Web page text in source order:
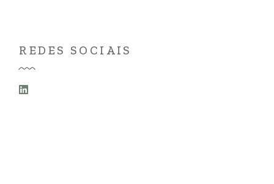
REDES SOCIAIS